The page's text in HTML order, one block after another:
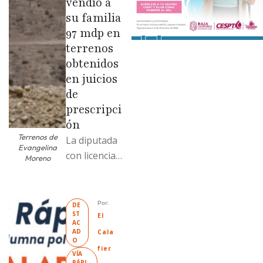
Terrenos de
Evangelina
Moreno
su familia
97 mdp en
terrenos
obtenidos
en juicios
de
prescripci
ón
La diputada
con licencia
antecedente
s de
prescripción
positiva; uno
DE
ST
AC
AD
O
VÍA
Por:
El
Cala
fier